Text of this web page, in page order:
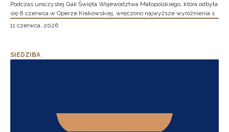
Podczas uroczystej Gali Święta Województwa Małopolskiego, która odbyła
się 8 czerwca w Operze Krakowskiej, wręczono najwyższe wyróżnienia s
11 czerwca, 2026
SIEDZIBA